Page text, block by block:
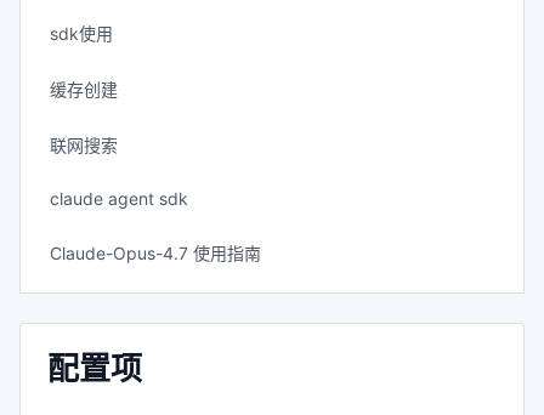
sdk使用
缓存创建
联网搜索
claude agent sdk
Claude-Opus-4.7 使用指南
配置项